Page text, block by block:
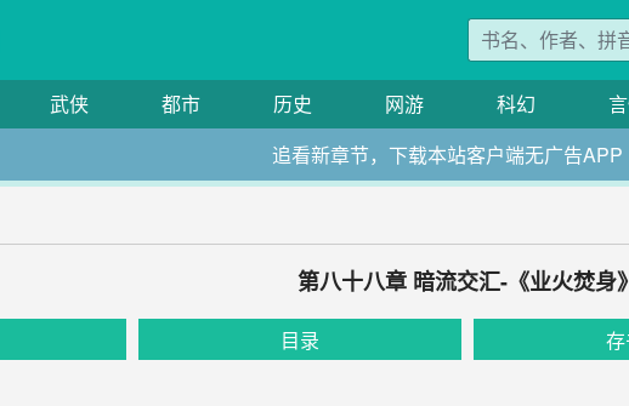
武侠 都市 历史 网游 科幻
追看新章节，下载本站客户端无广告APP
第八十八章 暗流交汇-《业火焚身》
目录